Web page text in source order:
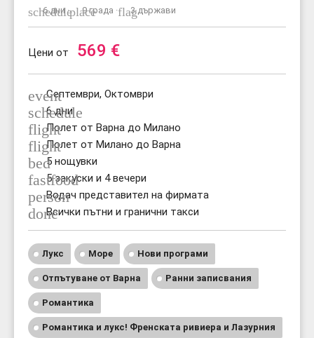
schedule
6 дни ·place9 града ·flag3 държави
Цени от 569 €
event
Септември, Октомври
schedule
6 дни
flightПолет от Варна до Милано
flightПолет от Милано до Варна
bed5 нощувки
fastfood
5 закуски и 4 вечери
person
Водач представител на фирмата
doneВсички пътни и гранични такси
Лукс Море Нови програми
Отпътуване от Варна Ранни записвания
Романтика
Романтика и лукс! Френската ривиера и Лазурния